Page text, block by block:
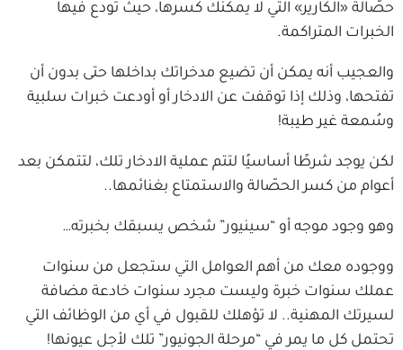
حصّالة «الكارير» التي لا يمكنك كسرها، حيث تودع فيها
الخبرات المتراكمة.
والعجيب أنه يمكن أن تضيع مدخراتك بداخلها حتى بدون أن
تفتحها، وذلك إذا توقفت عن الادخار أو أودعت خبرات سلبية
وسُمعة غير طيبة!
لكن يوجد شرطًا أساسيًا لتتم عملية الادخار تلك، لتتمكن بعد
أعوام من كسر الحصّالة والاستمتاع بغنائمها..
وهو وجود موجه أو “سينيور” شخص يسبقك بخبرته…
ووجوده معك من أهم العوامل التي ستجعل من سنوات
عملك سنوات خبرة وليست مجرد سنوات خادعة مضافة
لسيرتك المهنية.. لا تؤهلك للقبول في أي من الوظائف التي
تحتمل كل ما يمر في “مرحلة الجونيور” تلك لأجل عيونها!